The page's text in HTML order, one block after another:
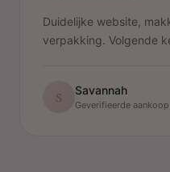
Duidelijke website,
verpakking. Volgende
S Savannah
Geverifieerde aankoop